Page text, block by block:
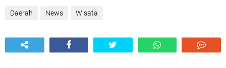
Daerah News Wisata